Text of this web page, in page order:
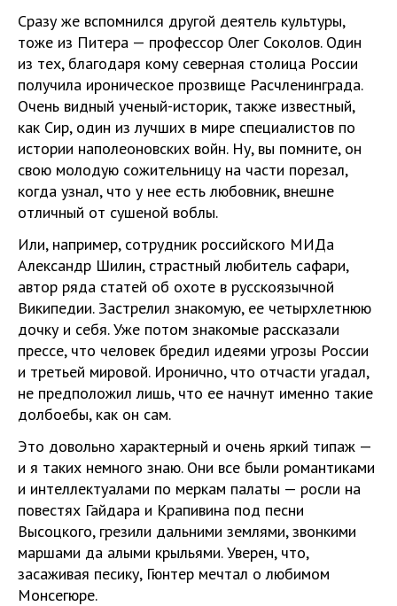
Сразу же вспомнился другой деятель культуры,
тоже из Питера — профессор Олег Соколов. Один
из тех, благодаря кому северная столица России
получила ироническое прозвище Расчленинграда.
Очень видный ученый-историк, также известный,
как Сир, один из лучших в мире специалистов по
истории наполеоновских войн. Ну, вы помните, он
свою молодую сожительницу на части порезал,
когда узнал, что у нее есть любовник, внешне
отличный от сушеной воблы.
Или, например, сотрудник российского МИДа
Александр Шилин, страстный любитель сафари,
автор ряда статей об охоте в русскоязычной
Википедии. Застрелил знакомую, ее четырхлетнюю
дочку и себя. Уже потом знакомые рассказали
прессе, что человек бредил идеями угрозы России
и третьей мировой. Иронично, что отчасти угадал,
не предположил лишь, что ее начнут именно такие
долбоебы, как он сам.
Это довольно характерный и очень яркий типаж —
и я таких немного знаю. Они все были романтиками
и интеллектуалами по меркам палаты — росли на
повестях Гайдара и Крапивина под песни
Высоцкого, грезили дальними землями, звонкими
маршами да алыми крыльями. Уверен, что,
засаживая песику, Гюнтер мечтал о любимом
Монсегюре.